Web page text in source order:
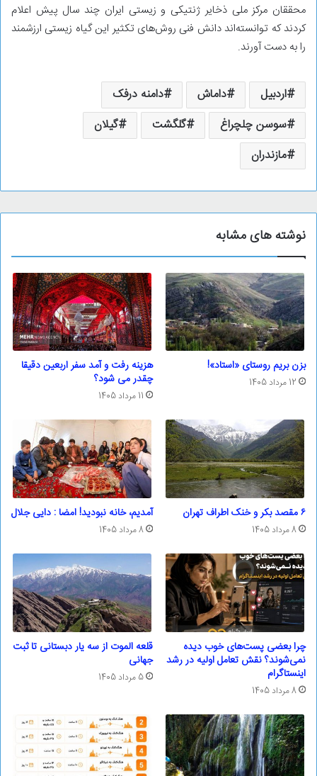
محققان مرکز ملی ذخایر ژنتیکی و زیستی ایران چند سال پیش اعلام
کردند که توانسته‌اند دانش فنی روش‌های تکثیر این گیاه زیستی ارزشمند
را به دست آورند.
اردبیل داماش
دامنه درفک
سوسن چلچراغ
گلگشت
گیلان
مازندران
نوشته های مشابه
بزن بریم روستای «استاد»!
12 مرداد 1405
هزینه رفت و آمد سفر اربعین دقیقا
چقدر می شود؟
11 مرداد 1405
۶ مقصد بکر و خنک اطراف تهران
8 مرداد 1405
آمدیم، خانه نبودید! امضا : دایی جلال
8 مرداد 1405
چرا بعضی پست‌های خوب دیده
نمی‌شوند؟ نقش تعامل اولیه در رشد
اینستاگرام
8 مرداد 1405
قلعه الموت از سه یار دبستانی تا ثبت
جهانی
5 مرداد 1405